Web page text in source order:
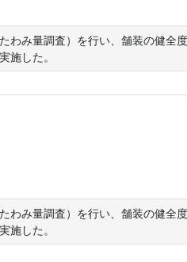
わみ量調査）を行い、舗装の健全
施した。
わみ量調査）を行い、舗装の健全
施した。